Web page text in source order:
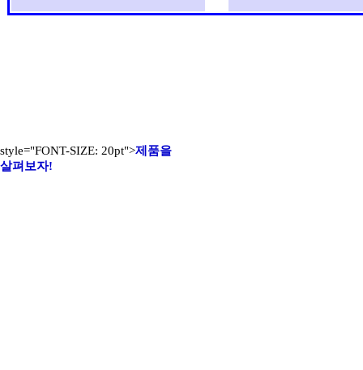
style="FONT-SIZE: 20pt">제품을
살펴보자!